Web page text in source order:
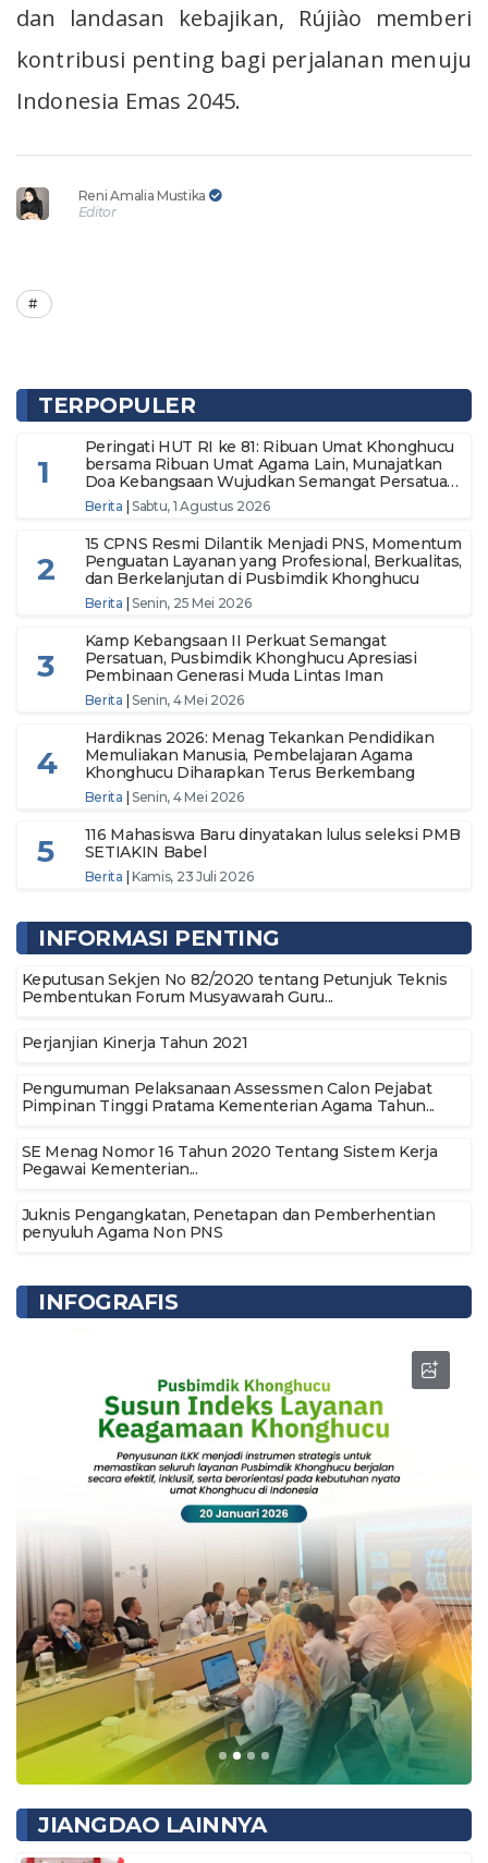
dan landasan kebajikan, Rújiào memberi
kontribusi penting bagi perjalanan menuju
Indonesia Emas 2045.
Reni Amalia Mustika
Editor
TERPOPULER
1
Peringati HUT RI ke 81: Ribuan Umat Khonghucu
bersama Ribuan Umat Agama Lain, Munajatkan
Doa Kebangsaan Wujudkan Semangat Persatuan
Menuju Indonesia Makmur dan Berdaulat
Berita | Sabtu, 1 Agustus 2026
2
15 CPNS Resmi Dilantik Menjadi PNS, Momentum
Penguatan Layanan yang Profesional, Berkualitas,
dan Berkelanjutan di Pusbimdik Khonghucu
Berita | Senin, 25 Mei 2026
3
Kamp Kebangsaan II Perkuat Semangat
Persatuan, Pusbimdik Khonghucu Apresiasi
Pembinaan Generasi Muda Lintas Iman
Berita | Senin, 4 Mei 2026
4
Hardiknas 2026: Menag Tekankan Pendidikan
Memuliakan Manusia, Pembelajaran Agama
Khonghucu Diharapkan Terus Berkembang
Berita | Senin, 4 Mei 2026
5
116 Mahasiswa Baru dinyatakan lulus seleksi PMB
SETIAKIN Babel
Berita | Kamis, 23 Juli 2026
INFORMASI PENTING
Keputusan Sekjen No 82/2020 tentang Petunjuk Teknis
Pembentukan Forum Musyawarah Guru...
Perjanjian Kinerja Tahun 2021
Pengumuman Pelaksanaan Assessmen Calon Pejabat
Pimpinan Tinggi Pratama Kementerian Agama Tahun...
SE Menag Nomor 16 Tahun 2020 Tentang Sistem Kerja
Pegawai Kementerian...
Juknis Pengangkatan, Penetapan dan Pemberhentian
penyuluh Agama Non PNS
INFOGRAFIS
JIANGDAO LAINNYA